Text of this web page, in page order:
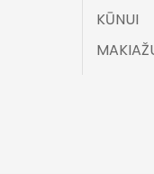
KŪNUI